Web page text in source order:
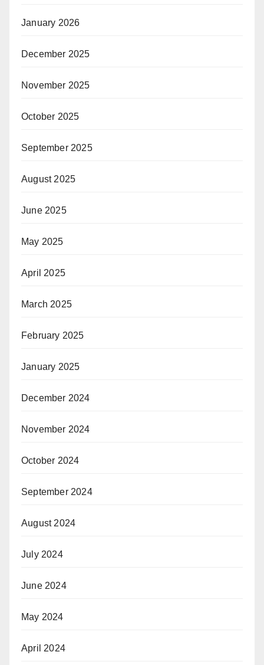
January 2026
December 2025
November 2025
October 2025
September 2025
August 2025
June 2025
May 2025
April 2025
March 2025
February 2025
January 2025
December 2024
November 2024
October 2024
September 2024
August 2024
July 2024
June 2024
May 2024
April 2024